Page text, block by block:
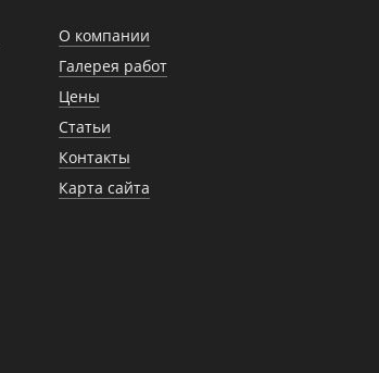
О компании
Галерея работ
Цены
Статьи
Контакты
Карта сайта